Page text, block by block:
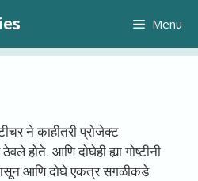
Menu
ने काहीतरी प्रोजेक्ट
होते. आणि दोघेही ह्या गोष्टीनी
आणि दोघे एकत्र सगळीकडे